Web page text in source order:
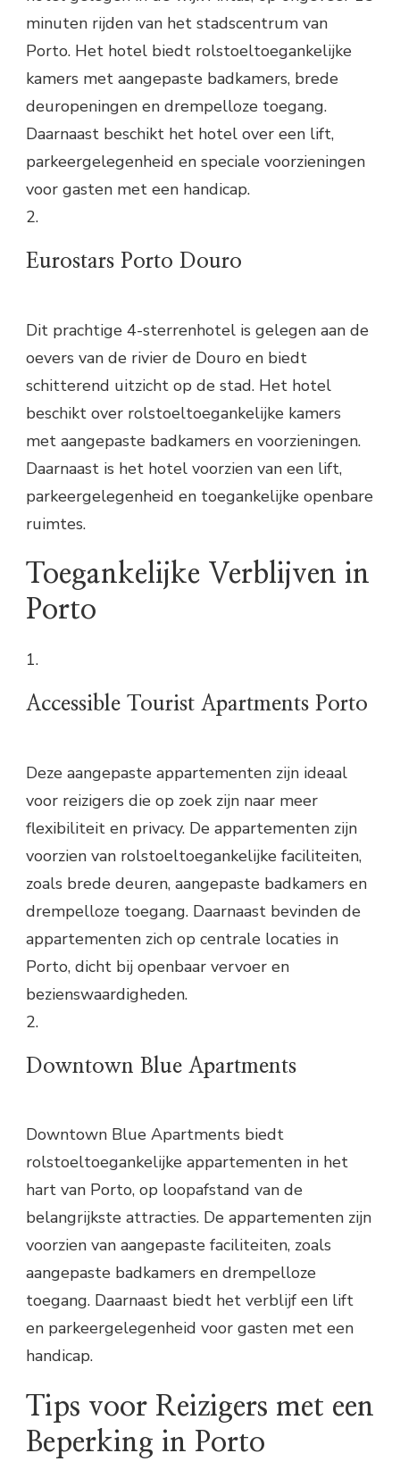
minuten rijden van het stadscentrum van
Porto. Het hotel biedt rolstoeltoegankelijke
kamers met aangepaste badkamers, brede
deuropeningen en drempelloze toegang.
Daarnaast beschikt het hotel over een lift,
parkeergelegenheid en speciale voorzieningen
voor gasten met een handicap.
2.
Eurostars Porto Douro
Dit prachtige 4-sterrenhotel is gelegen aan de
oevers van de rivier de Douro en biedt
schitterend uitzicht op de stad. Het hotel
beschikt over rolstoeltoegankelijke kamers
met aangepaste badkamers en voorzieningen.
Daarnaast is het hotel voorzien van een lift,
parkeergelegenheid en toegankelijke openbare
ruimtes.
Toegankelijke Verblijven in
Porto
1.
Accessible Tourist Apartments Porto
Deze aangepaste appartementen zijn ideaal
voor reizigers die op zoek zijn naar meer
flexibiliteit en privacy. De appartementen zijn
voorzien van rolstoeltoegankelijke faciliteiten,
zoals brede deuren, aangepaste badkamers en
drempelloze toegang. Daarnaast bevinden de
appartementen zich op centrale locaties in
Porto, dicht bij openbaar vervoer en
bezienswaardigheden.
2.
Downtown Blue Apartments
Downtown Blue Apartments biedt
rolstoeltoegankelijke appartementen in het
hart van Porto, op loopafstand van de
belangrijkste attracties. De appartementen zijn
voorzien van aangepaste faciliteiten, zoals
aangepaste badkamers en drempelloze
toegang. Daarnaast biedt het verblijf een lift
en parkeergelegenheid voor gasten met een
handicap.
Tips voor Reizigers met een
Beperking in Porto